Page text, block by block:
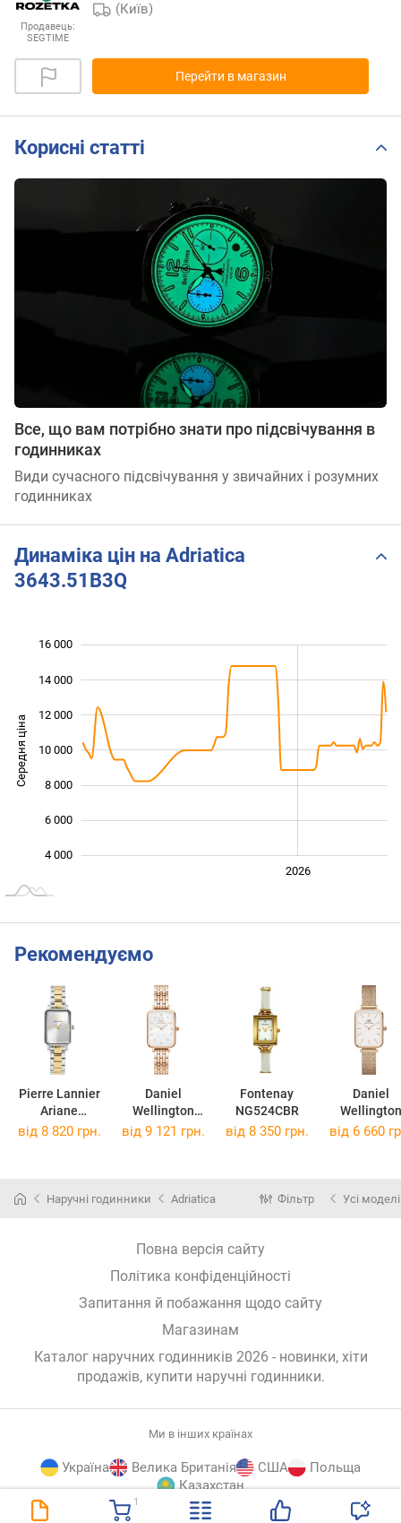
1
Продавець:
SEGTIME
(Київ)
Перейти в магазин
Корисні статті
Все, що вам потрібно знати про підсвічування в
годинниках
Види сучасного підсвічування у звичайних і розумних
годинниках
Динаміка цін на Adriatica
3643.51B3Q
Середня ціна 10 000
4 000
6 000
8 000
10 000
12 000
14 000
16 000
2026
Рекомендуємо
Pierre Lannier
Ariane
007J621
Daniel
Wellington
DW00100620
Fontenay
NG524CBR
Daniel
Wellington
від 8 820 грн. від 9 121 грн. від 8 350 грн. від 6 660
Наручні годинники Adriatica Фільтр Усі моделі
Повна версія сайту
Політика конфіденційності
Запитання й побажання щодо сайту
Магазинам
Каталог наручних годинників 2026 - новинки, хіти
продажів, купити наручні годинники.
Ми в інших країнах
Україна Велика Британія США
Польща
Казахстан